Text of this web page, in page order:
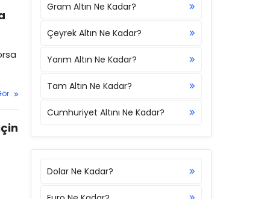
Gram Altın Ne Kadar?
Çeyrek Altın Ne Kadar?
Yarım Altın Ne Kadar?
Tam Altın Ne Kadar?
Cumhuriyet Altını Ne Kadar?
Dolar Ne Kadar?